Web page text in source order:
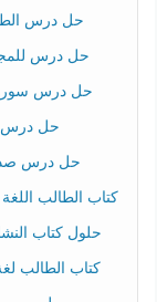
حل درس
حل درس
حل درس سورة الواقعة 57-74
حل درس
حل درس صدق
كتاب الطالب اللغة
حلول كتاب
كتاب الطالب لغة